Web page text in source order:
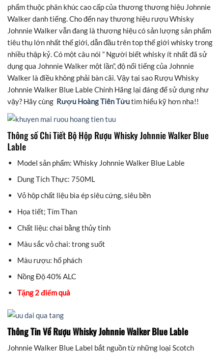
phẩm thuộc phân khúc cao cấp của thương thương hiệu Johnnie
Walker danh tiếng. Cho đến nay thương hiệu rượu Whisky
Johnnie Walker vẫn đang là thương hiệu có sản lượng sản phẩm
tiêu thụ lớn nhất thế giới, dẫn đầu trên top thế giới whisky trong
nhiều thập kỷ. Có một câu nói ” Người biết whisky ít nhất đã sử
dụng qua Johnnie Walker một lần”, độ nổi tiếng của Johnnie
Walker là điều không phải bàn cãi. Vậy tại sao Rượu Whisky
Johnnie Walker Blue Lable Chính Hãng lại đáng để sử dụng như
vậy? Hãy cùng Rượu Hoàng Tiên Tửutìm hiểu kỹ hơn nha!!
Thông số Chi Tiết Bộ Hộp Rượu Whisky Johnnie Walker Blue
Lable
Model sản phẩm: Whisky Johnnie Walker Blue Lable
Dung Tích Thực: 750ML
Vỏ hộp chất liệu bìa ép siêu cứng, siêu bền
Họa tiết; Tím Than
Chất liệu: chai bằng thủy tinh
Màu sắc vỏ chai: trong suốt
Màu rượu: hổ phách
Nồng Độ 40% ALC
Tặng 2 điểm quà
Thông Tin Về Rượu Whisky Johnnie Walker Blue Lable
Johnnie Walker Blue Label bắt nguồn từ những loại Scotch